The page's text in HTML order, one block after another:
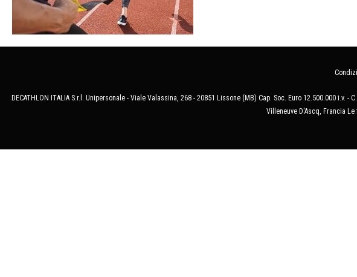
DECATHLON ITALIA S.r.l. Unipersonale - Viale Valassina, 268 - 20851 Lissone (MB) Cap. Soc. Euro 12.500.000 i.v. -
Villeneuve D'Ascq, Francia